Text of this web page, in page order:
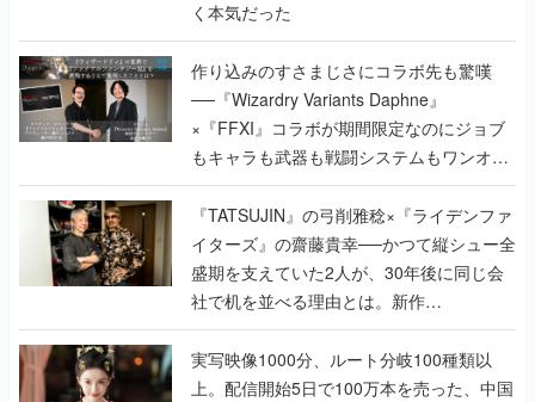
く本気だった
作り込みのすさまじさにコラボ先も驚嘆
──『Wizardry Variants Daphne』
×『FFXI』コラボが期間限定なのにジョブ
もキャラも武器も戦闘システムもワンオフ
で作り込まれた理由を両ディレクターに聞
く
『TATSUJIN』の弓削雅稔×『ライデンファ
イターズ』の齋藤貴幸──かつて縦シュー全
盛期を支えていた2人が、30年後に同じ会
社で机を並べる理由とは。新作
『TATSUJIN EXTREME』で初タッグを組
んだレジェンド2人に訊く開発秘話
実写映像1000分、ルート分岐100種類以
上。配信開始5日で100万本を売った、中国